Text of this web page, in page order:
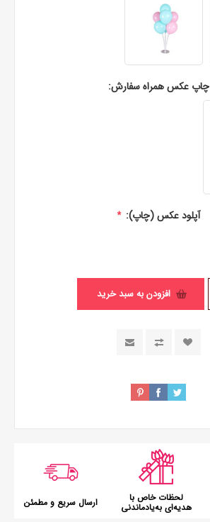
چاپ عکس همراه سفارش:
آپلود عکس (چاپ): *
افزودن به سبد خرید
لحظات خاص با
هدیه‌ای به‌یادماندنی ارسال سریع و مطمئن